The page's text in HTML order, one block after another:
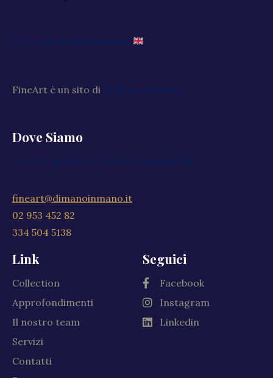
Go to the English website
FineArt è un sito di Di Mano in Mano
Dove Siamo
Via XXV Aprile, 59, 20040 Cambiago MI
fineart@dimanoinmano.it
02 953 452 82
334 504 5138
Link
Collection
Approfondimenti
Il nostro team
Servizi
Contatti
Seguici
Facebook
Instagram
Linkedin